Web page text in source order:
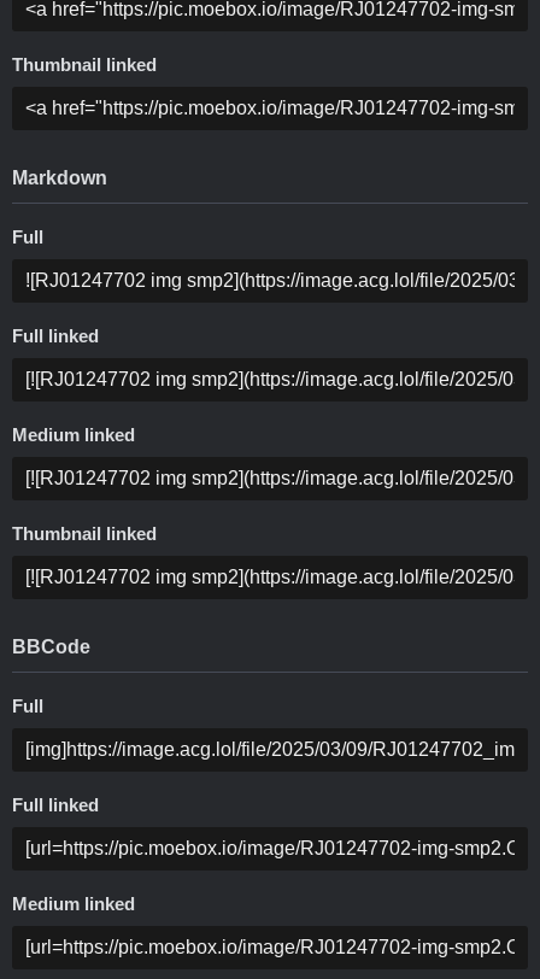
Thumbnail linked
Markdown
Full
Full linked
Medium linked
Thumbnail linked
BBCode
Full
Full linked
Medium linked